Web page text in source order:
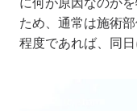
ため、通常は施術
程度であれば、同